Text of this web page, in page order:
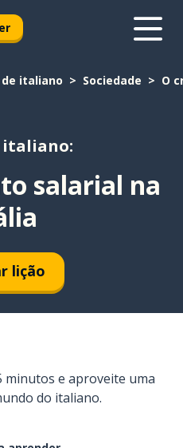
de italiano Sociedade O
italiano:
salarial na
lição
minutos e aproveite uma
do italiano.